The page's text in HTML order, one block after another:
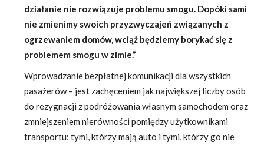
działanie nie rozwiązuje problemu smogu. Dopóki sami
nie zmienimy swoich przyzwyczajeń związanych z
ogrzewaniem domów, wciąż będziemy borykać się z
problemem smogu w zimie.”
Wprowadzanie bezpłatnej komunikacji dla wszystkich
pasażerów – jest zachęceniem jak największej liczby osób
do rezygnacji z podróżowania własnym samochodem oraz
zmniejszeniem nierówności pomiędzy użytkownikami
transportu: tymi, którzy mają auto i tymi, którzy go nie